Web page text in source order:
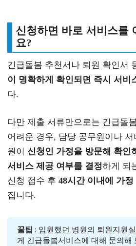
신청하면 바로 서비스를
요?
긴급돌봄 추천서나 퇴원 확인서
이 명확하게 확인되면 즉시 서비
다.
다만 제출 서류만으로는 긴급돌
어려운 경우, 담당 공무원이나
원이 신청인 가정을 방문해 확인
서비스 제공 여부를 결정하게 되
신청 접수 후 48시간 이내에 가
집니다.
꿀팁 : 입원했던 병원의 퇴원지원
게 긴급돌봄서비스에 대해 문의해